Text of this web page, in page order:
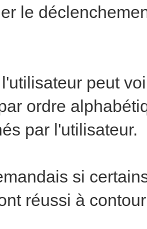
le
peut
ordre
par l'utilisateur.
si
réussi à